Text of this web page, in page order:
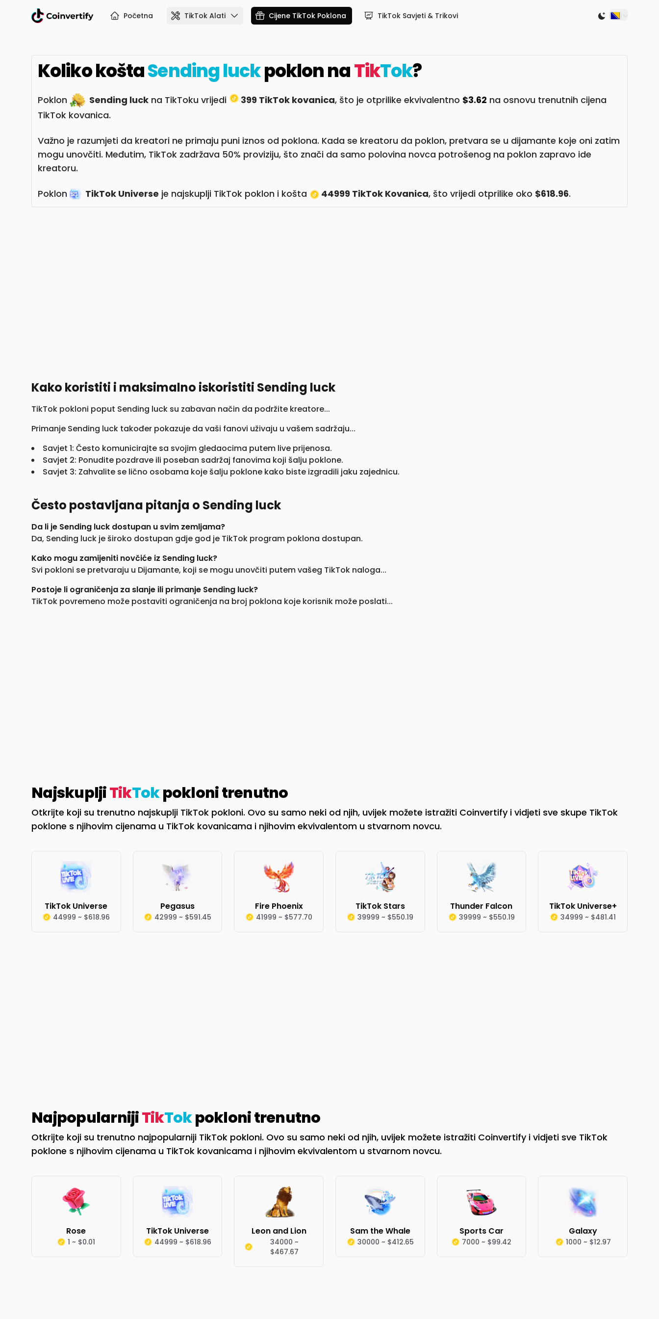
Početna TikTok Alati Cijene TikTok Poklona TikTok Savjeti & Trikovi Switch to
Koliko koštaSending luckpoklon naTikTok?
Poklon Sending luck na TikToku vrijedi 399 TikTok kovanica, što je otprilike ekvivalentno $3.62 na osnovu trenutnih cijena
TikTok kovanica.
Važno je razumjeti da kreatori ne primaju puni iznos od poklona. Kada se kreatoru da poklon, pretvara se u dijamante koje oni zatim
mogu unovčiti. Međutim, TikTok zadržava 50% proviziju, što znači da samo polovina novca potrošenog na poklon zapravo ide
kreatoru.
Poklon TikTok Universe je najskuplji TikTok poklon i košta 44999 TikTok Kovanica, što vrijedi otprilike oko $618.96.
Kako koristiti i maksimalno iskoristiti Sending luck
TikTok pokloni poput Sending luck su zabavan način da podržite kreatore...
Primanje Sending luck također pokazuje da vaši fanovi uživaju u vašem sadržaju...
Savjet 1: Često komunicirajte sa svojim gledaocima putem live prijenosa.
Savjet 2: Ponudite pozdrave ili poseban sadržaj fanovima koji šalju poklone.
Savjet 3: Zahvalite se lično osobama koje šalju poklone kako biste izgradili jaku zajednicu.
Često postavljana pitanja o Sending luck
Da li je Sending luck dostupan u svim zemljama?
Da, Sending luck je široko dostupan gdje god je TikTok program poklona dostupan.
Kako mogu zamijeniti novčiće iz Sending luck?
Svi pokloni se pretvaraju u Dijamante, koji se mogu unovčiti putem vašeg TikTok naloga...
Postoje li ograničenja za slanje ili primanje Sending luck?
TikTok povremeno može postaviti ograničenja na broj poklona koje korisnik može poslati...
NajskupljiTikTokpokloni trenutno
Otkrijte koji su trenutno najskuplji TikTok pokloni. Ovo su samo neki od njih, uvijek možete istražiti Coinvertify i vidjeti sve skupe TikTok
poklone s njihovim cijenama u TikTok kovanicama i njihovim ekvivalentom u stvarnom novcu.
TikTok Universe
44999 ~ $618.96
Pegasus
42999 ~ $591.45
Fire Phoenix
41999 ~ $577.70
TikTok Stars
39999 ~ $550.19
Thunder Falcon
39999 ~ $550.19
TikTok Universe+
34999 ~ $481.41
NajpopularnijiTikTokpokloni trenutno
Otkrijte koji su trenutno najpopularniji TikTok pokloni. Ovo su samo neki od njih, uvijek možete istražiti Coinvertify i vidjeti sve TikTok
poklone s njihovim cijenama u TikTok kovanicama i njihovim ekvivalentom u stvarnom novcu.
Rose
1 ~ $0.01
TikTok Universe
44999 ~ $618.96
Leon and Lion
34000 ~
$467.67
Sam the Whale
30000 ~ $412.65
Sports Car
7000 ~ $99.42
Galaxy
1000 ~ $12.97